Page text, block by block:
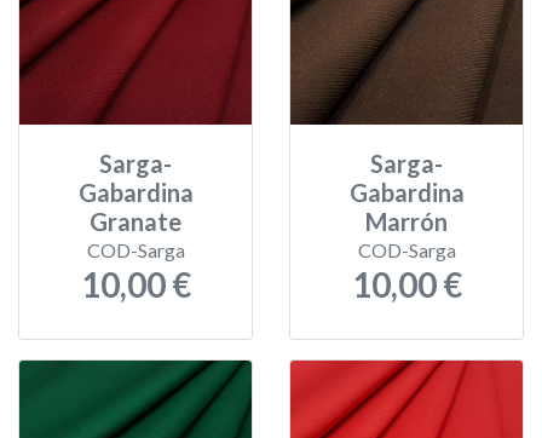
Sarga-
Gabardina
Granate
COD-Sarga
10,00 €
Sarga-
Gabardina
Marrón
COD-Sarga
10,00 €